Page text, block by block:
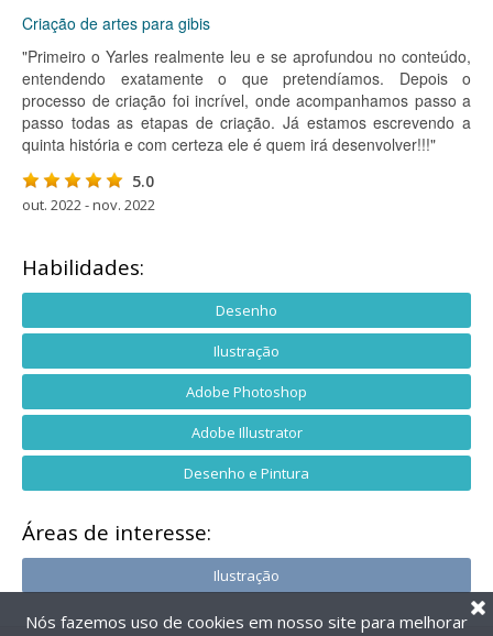
Criação de artes para gibis
"Primeiro o Yarles realmente leu e se aprofundou no conteúdo,
entendendo exatamente o que pretendíamos. Depois o
processo de criação foi incrível, onde acompanhamos passo a
passo todas as etapas de criação. Já estamos escrevendo a
quinta história e com certeza ele é quem irá desenvolver!!!"
5.0
out. 2022 - nov. 2022
Habilidades:
Desenho
Ilustração
Adobe Photoshop
Adobe Illustrator
Desenho e Pintura
Áreas de interesse:
Ilustração
Nós fazemos uso de cookies em nosso site para melhorar